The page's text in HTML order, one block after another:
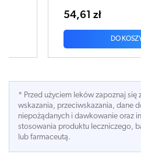
* Przed użyciem leków zapoznaj się
wskazania, przeciwskazania, dane
niepożądanych i dawkowanie oraz
stosowania produktu leczniczego,
lub farmaceutą.